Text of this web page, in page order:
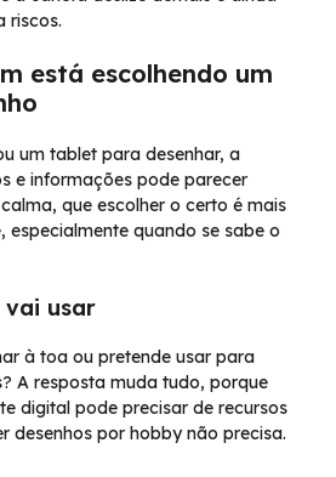
riscos.
está escolhendo um
um tablet para desenhar, a
e informações pode parecer
que escolher o certo é mais
especialmente quando se sabe o
vai usar
à toa ou pretende usar para
A resposta muda tudo, porque
digital pode precisar de recursos
desenhos por hobby não precisa.